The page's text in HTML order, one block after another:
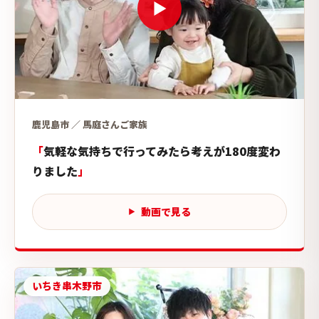
鹿児島市 ／ 馬庭さんご家族
気軽な気持ちで行ってみたら考えが180度変わ
りました
動画で見る
いちき串木野市